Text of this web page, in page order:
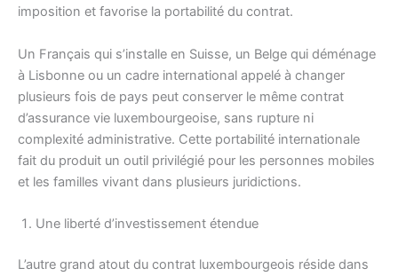
imposition et favorise la portabilité du contrat.
Un Français qui s’installe en Suisse, un Belge qui déménage
à Lisbonne ou un cadre international appelé à changer
plusieurs fois de pays peut conserver le même contrat
d’assurance vie luxembourgeoise, sans rupture ni
complexité administrative. Cette portabilité internationale
fait du produit un outil privilégié pour les personnes mobiles
et les familles vivant dans plusieurs juridictions.
Une liberté d’investissement étendue
L’autre grand atout du contrat luxembourgeois réside dans